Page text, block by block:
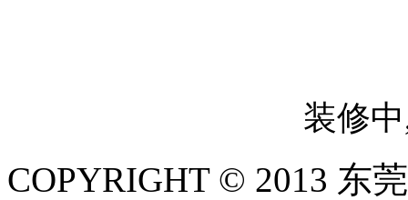
装修
COPYRIGHT © 2013 东